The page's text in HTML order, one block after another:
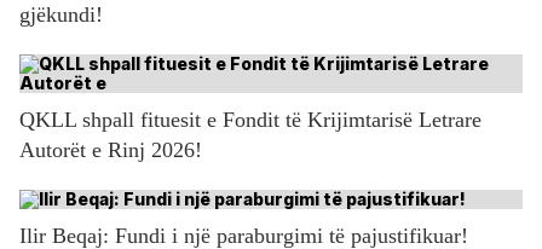
gjëkundi!
QKLL shpall fituesit e Fondit të Krijimtarisë Letrare
Autorët e Rinj 2026!
Ilir Beqaj: Fundi i një paraburgimi të pajustifikuar!